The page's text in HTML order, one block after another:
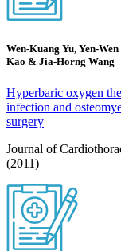
Wen-Kuang Yu, Yen-
Kao & Jia-Horng Wang
Hyperbaric oxygen
infection and
surgery
Journal of
(2011)